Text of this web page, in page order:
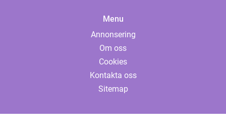
Menu
Annonsering
Om oss
Cookies
Kontakta oss
Sitemap